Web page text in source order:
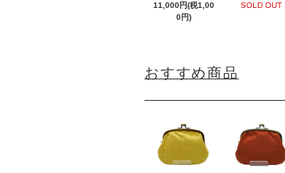
11,000円(税1,00
0円)
SOLD OUT
おすすめ商品